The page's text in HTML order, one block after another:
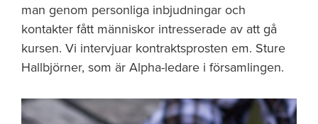
man genom personliga inbjudningar och
kontakter fått människor intresserade av att gå
kursen. Vi intervjuar kontraktsprosten em. Sture
Hallbjörner, som är Alpha-ledare i församlingen.